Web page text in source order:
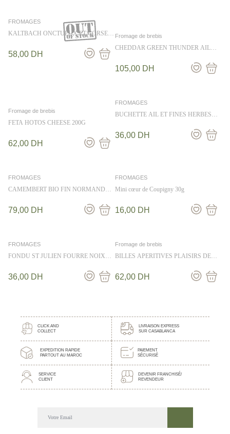
FROMAGES
KALTBACH ONCTUEUX ET CORSE
58,00 DH
Fromage de brebis
CHEDDAR GREEN THUNDER AIL
105,00 DH
Fromage de brebis
FETA HOTOS CHEESE 200G
62,00 DH
FROMAGES
BUCHETTE AIL ET FINES HERBES
36,00 DH
FROMAGES
CAMEMBERT BIO FIN NORMAND
79,00 DH
FROMAGES
Mini cœur de Coupigny 30g
16,00 DH
FROMAGES
FONDU ST JULIEN FOURRE NOIX
36,00 DH
Fromage de brebis
BILLES APERITIVES PLAISIRS DE
62,00 DH
CLICK AND
COLLECT
LIVRAISON EXPRESS
SUR CASABLANCA
EXPEDITION RAPIDE
PARTOUT AU MAROC
PAIEMENT
SÉCURISÉ
SERVICE
CLIENT
DEVENIR FRANCHISÉ/
REVENDEUR
DECOUVREZ NOTRE NEWSLETTER GOURMANDE
SUIVEZ NOS ACTUALITE ET EVENEMENTS